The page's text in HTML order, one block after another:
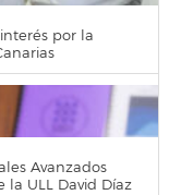
por la
Avanzados
ULL David Díaz